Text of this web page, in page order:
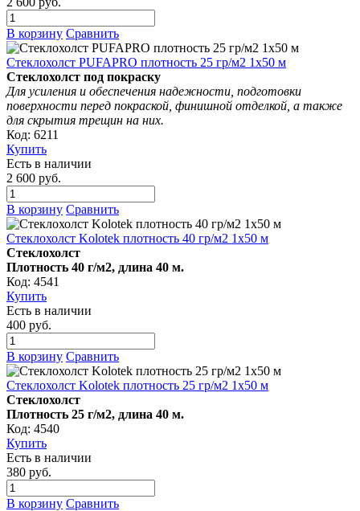
В корзину Сравнить
Стеклохолст PUFAPRO плотность 25 гр/м2 1х50 м
Стеклохолст под покраску
Для усиления и обеспечения надежности, подготовки
поверхности перед покраской, финишной отделкой, а также
для скрытия трещин на них.
Код: 6211
Купить
Есть в наличии
2 600 руб.
В корзину Сравнить
Стеклохолст Kolotek плотность 40 гр/м2 1х50 м
Стеклохолст
Плотность 40 г/м2, длина 40 м.
Код: 4541
Купить
Есть в наличии
400 руб.
В корзину Сравнить
Стеклохолст Kolotek плотность 25 гр/м2 1х50 м
Стеклохолст
Плотность 25 г/м2, длина 40 м.
Код: 4540
Купить
Есть в наличии
380 руб.
В корзину Сравнить